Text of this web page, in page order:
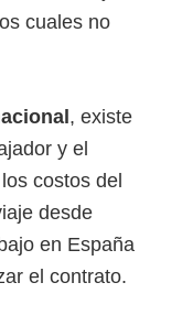
cuales no
, existe
y el
costos del
desde
en España
el contrato.